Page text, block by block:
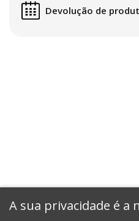
A sua privacidade é a
Devolução de